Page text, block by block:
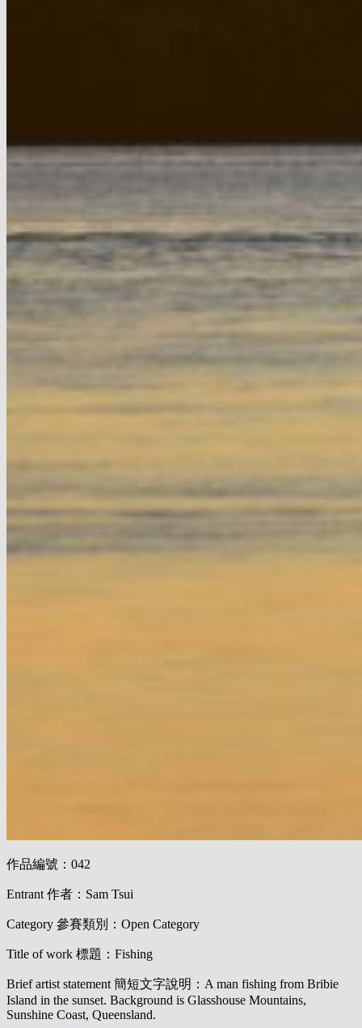
作品編號：042
Entrant 作者：Sam Tsui
Category 參賽類別：Open Category
Title of work 標題：Fishing
Brief artist statement 簡短文字說明：A man fishing from Bribie
Island in the sunset. Background is Glasshouse Mountains,
Sunshine Coast, Queensland.